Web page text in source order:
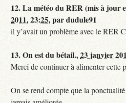
12.La météo du RER (mis à jour
2011, 23:25,pardudule91
il y’avait un problème avec le RER C
13.On est du bétail.,23 janvier
Merci de continuer à alimenter cette
On se rend compte que la